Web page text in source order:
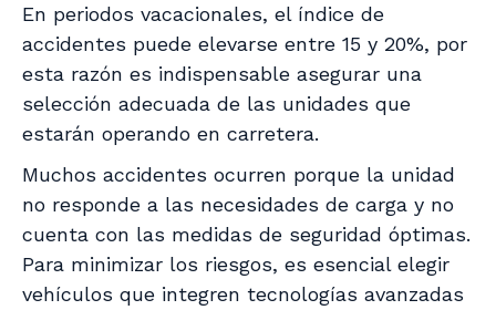
En periodos vacacionales, el índice de
accidentes puede elevarse entre 15 y 20%, por
esta razón es indispensable asegurar una
selección adecuada de las unidades que
estarán operando en carretera.
Muchos accidentes ocurren porque la unidad
no responde a las necesidades de carga y no
cuenta con las medidas de seguridad óptimas.
Para minimizar los riesgos, es esencial elegir
vehículos que integren tecnologías avanzadas